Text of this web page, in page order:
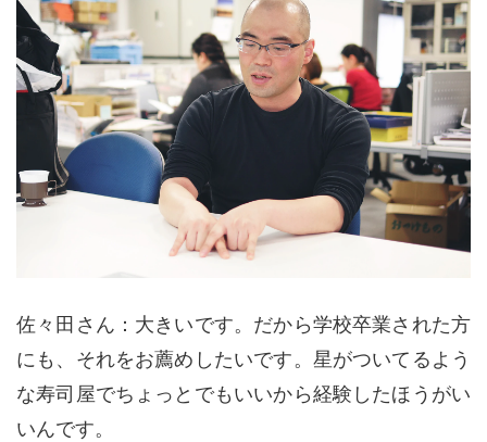
佐々田さん：大きいです。だから学校卒業された方
にも、それをお薦めしたいです。星がついてるよう
な寿司屋でちょっとでもいいから経験したほうがい
いんです。